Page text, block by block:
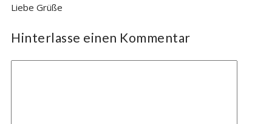
Liebe Grüße
Hinterlasse einen Kommentar